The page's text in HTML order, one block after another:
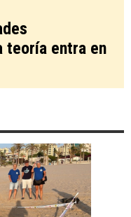
teoría entra en